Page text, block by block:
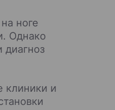
ноге
Однако
клиники и